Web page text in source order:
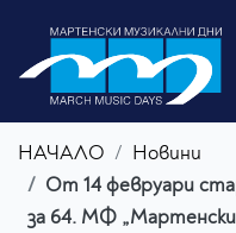
НАЧАЛО
Новини
От 14 февруари
за 64. МФ „Мартенски